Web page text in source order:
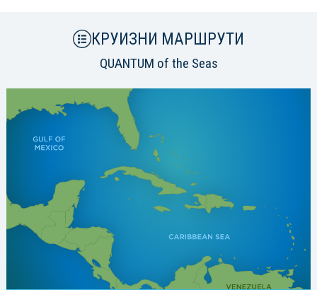
КРУИЗНИ МАРШРУТИ
QUANTUM of the Seas